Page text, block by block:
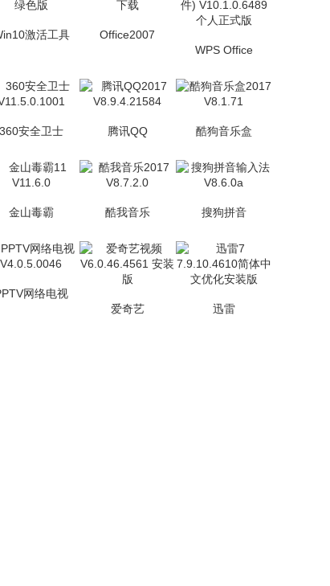
激活工具
Office2007
WPS Office
360安全卫士 腾讯QQ 酷狗音乐盒
金山毒霸 酷我音乐 搜狗拼音
网络电视
爱奇艺
迅雷